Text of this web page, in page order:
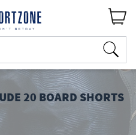
20 BOARD SHORTS